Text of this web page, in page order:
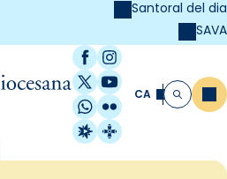
Santoral del dia
SAVA
Facebook
Instagram
X / Twitter
YouTube
WhatsApp
Flickr
Radio Estel
Catalunya
CA Cerca